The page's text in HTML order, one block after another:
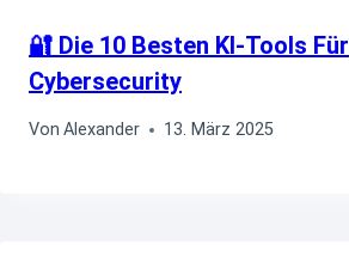
🔐 Die 10 Besten KI-Tools Für
Cybersecurity
Von Alexander 13. März 2025